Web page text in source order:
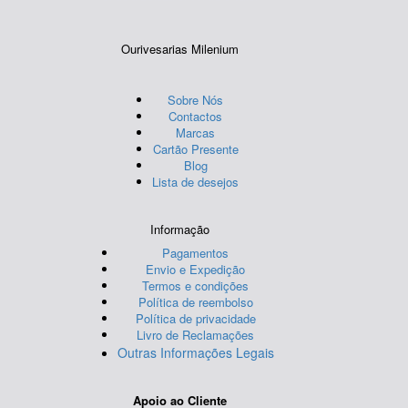
Ourivesarias Milenium
Sobre Nós
Contactos
Marcas
Cartão Presente
Blog
Lista de desejos
Informação
Pagamentos
Envio e Expedição
Termos e condições
Política de reembolso
Política de privacidade
Livro de Reclamações
Outras Informações Legais
Apoio ao Cliente